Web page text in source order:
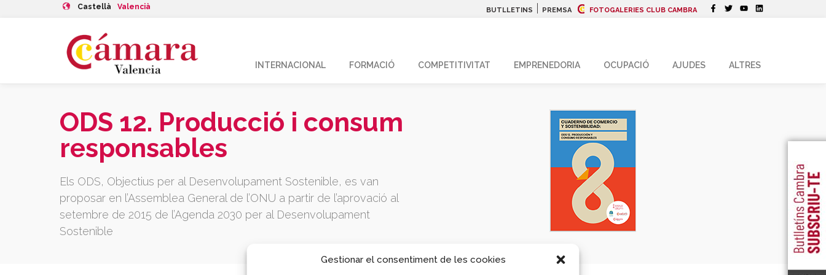
Gestionar el consentiment de les cookies
Castellà Valencià BUTLLETINS PREMSA FOTOGALERIES CLUB CAMBRA
INTERNACIONAL FORMACIÓ COMPETITIVITAT EMPRENEDORIA OCUPACIÓ AJUDES ALTRES
ODS 12. Producció i consum
responsables
Els ODS, Objectius per al Desenvolupament Sostenible, es van
proposar en l’Assemblea General de l’ONU a partir de l’aprovació al
setembre de 2015 de l’Agenda 2030 per al Desenvolupament
Sostenible